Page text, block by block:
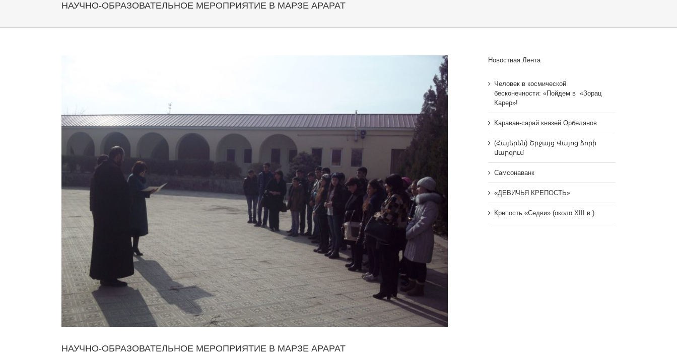
НАУЧНО-ОБРАЗОВАТЕЛЬНОЕ МЕРОПРИЯТИЕ В МАРЗЕ АРАРАТ
НАУЧНО-ОБРАЗОВАТЕЛЬНОЕ МЕРОПРИЯТИЕ В МАРЗЕ АРАРАТ
Новостная Лента
Человек в космической
бесконечности: «Пойдем в «Зорац
Карер»!
Караван-сарай князей Орбелянов
(Հայերեն) Շրջայց Վայոց ձորի
մարզում
Самсонаванк
«ДЕВИЧЬЯ КРЕПОСТЬ»
Крепость «Седви» (около XIII в.)